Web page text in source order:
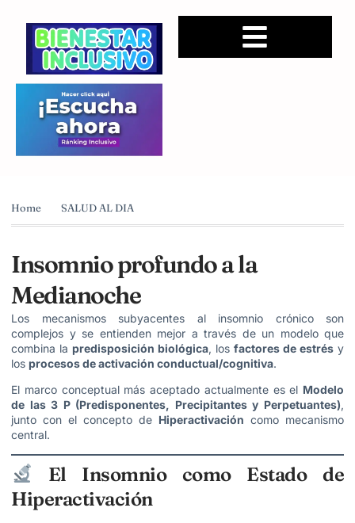
Home SALUD AL DIA
Insomnio profundo a la
Medianoche
Los mecanismos subyacentes al insomnio crónico son
complejos y se entienden mejor a través de un modelo que
combina la predisposición biológica, los factores de estrés y
los procesos de activación conductual/cognitiva.
El marco conceptual más aceptado actualmente es el Modelo
de las 3 P (Predisponentes, Precipitantes y Perpetuantes),
junto con el concepto de Hiperactivación como mecanismo
central.
El Insomnio como Estado de
Hiperactivación